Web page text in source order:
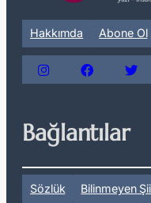
Hakkımda Abone Ol
Bağlantılar
Sözlük Bilinmeyen